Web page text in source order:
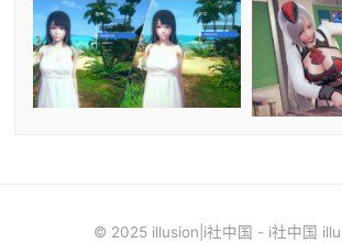
© 2025 illusion|i社中国 - i社中国